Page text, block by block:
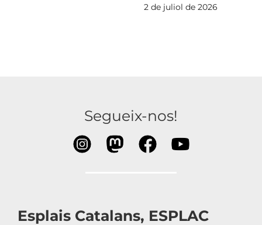
2 de juliol de 2026
Segueix-nos!
Esplais Catalans, ESPLAC